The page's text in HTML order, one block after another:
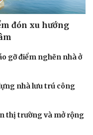
đón xu hướng
gỡ điểm nghẽn nhà ở
nhà lưu trú công
thị trường và mở rộng